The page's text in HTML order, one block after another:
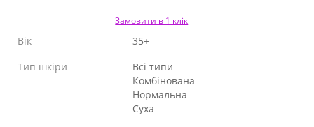
Замовити в 1 клік
Вік
35+
Тип шкіри
Всі типи
Комбінована
Нормальна
Суха